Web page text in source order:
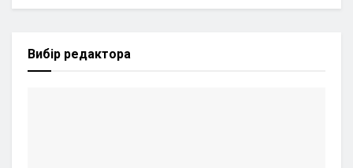
Вибір редактора